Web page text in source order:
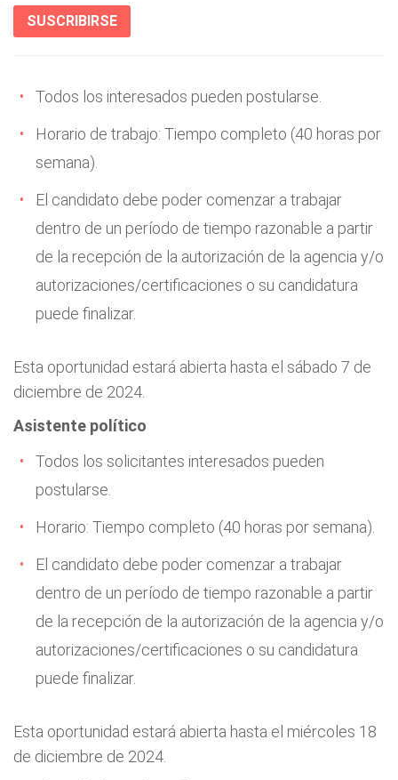
SUSCRIBIRSE
Todos los interesados pueden postularse.
Horario de trabajo: Tiempo completo (40 horas por
semana).
El candidato debe poder comenzar a trabajar
dentro de un período de tiempo razonable a partir
de la recepción de la autorización de la agencia y/o
autorizaciones/certificaciones o su candidatura
puede finalizar.
Esta oportunidad estará abierta hasta el sábado 7 de
diciembre de 2024.
Asistente político
Todos los solicitantes interesados pueden
postularse.
Horario: Tiempo completo (40 horas por semana).
El candidato debe poder comenzar a trabajar
dentro de un período de tiempo razonable a partir
de la recepción de la autorización de la agencia y/o
autorizaciones/certificaciones o su candidatura
puede finalizar.
Esta oportunidad estará abierta hasta el miércoles 18
de diciembre de 2024.